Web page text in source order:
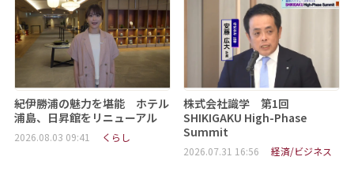
紀伊勝浦の魅力を堪能 ホテル
浦島、日昇館をリニューアル
2026.08.03 09:41 くらし
株式会社識学 第1回
SHIKIGAKU High-Phase
Summit
2026.07.31 16:56 経済/ビジネス